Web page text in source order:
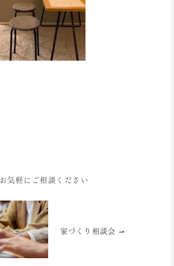
お気軽にご相談ください
家づくり相談会 ⇀